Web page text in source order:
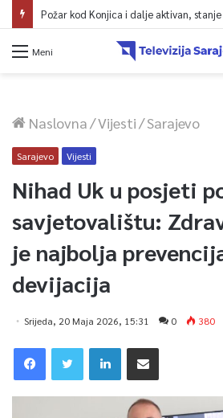
Požar kod Konjica i dalje aktivan,
Meni
Naslovna/Vijesti/Sarajevo
Sarajevo Vijesti
Nihad Uk u posjeti
savjetovalištu:
je najbolja
devijacija
Srijeda, 20 Maja 2026, 15:31 0 380